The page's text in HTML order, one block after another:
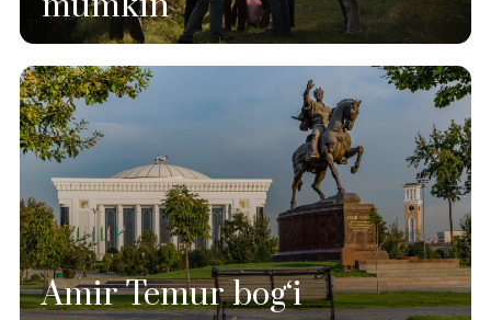
Amir Temur bog‘i